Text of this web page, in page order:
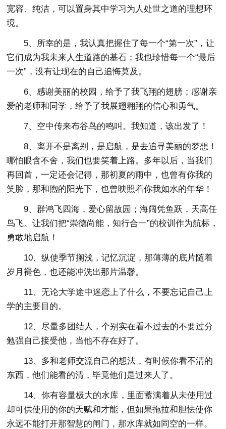
宽容、纯洁，可以置身其中学习为人处世之道的理想环
境。
5、所幸的是，我认真把握住了每一个“第一次”，让
它们成为我未来人生道路的基石；我也珍惜每一个“最后
一次”，没有让现在的自己追悔莫及。
6、感谢美丽的校园，给予了我飞翔的翅膀；感谢亲
爱的老师和同学，给予了我展翅翱翔的信心和勇气。
7、空中传来布谷鸟的鸣叫。我知道，该出发了！
8、离开不是离别，是启航，是去追寻美丽的梦想！
哪怕眼含不舍，我们也要笑着上路。多年以后，当我们
再回首，一定还会记得，那初夏的雨中，也曾有你我的
笑脸，那和煦的阳光下，也曾映照着你我如水的年华！
9、群鸿飞四海，爱心留故园；海阔凭鱼跃，天高任
鸟飞。让我们把“崇德尚能，知行合一”的校训作为航标，
勇敢地启航！
10、纵使季节搁浅，记忆沉淀，那薄薄的底片随着
岁月褪色，也还能冲洗出那片温馨。
11、无论大学途中迷恋上了什么，不要忘记自己上
学的主要目的。
12、尽量多团结人，个别实在看不过去的不要过分
勉强自己接受他，当他不存在好了。
13、多和老师交流自己的想法，有时候你看不清的
东西，他们能看的清，毕竟他们是过来人了。
14、你有容量极大的水库，里面蓄满着从未使用过
却可供使用的你的天赋和才能，但如果拖拉和胆怯使你
永远不能打开那智慧的闸门，那水库就如同空的一样。